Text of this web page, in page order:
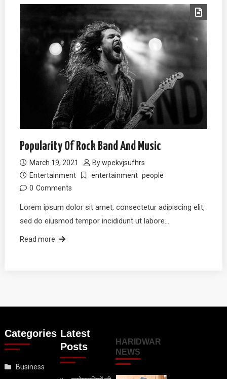
Popularity Of Rock Band And Music
March 19, 2021 By:wpekvjsufhrs
Entertainment
entertainment people
0 Comments
Lorem ipsum dolor sit amet, consectetur adipiscing elit,
sed do eiusmod tempor incididunt ut labore…
Read more
Categories
Business
Latest
Posts
HARIDWAR
NEWS